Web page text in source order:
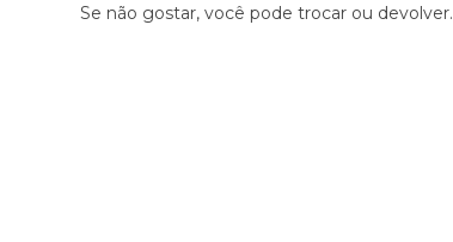
Se não gostar, você pode trocar ou devolver.